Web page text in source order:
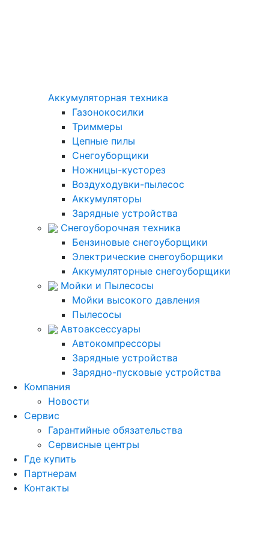
Аккумуляторная техника
Газонокосилки
Триммеры
Цепные пилы
Снегоуборщики
Ножницы-кусторез
Воздуходувки-пылесос
Аккумуляторы
Зарядные устройства
Снегоуборочная техника
Бензиновые снегоуборщики
Электрические снегоуборщики
Аккумуляторные снегоуборщики
Мойки и Пылесосы
Мойки высокого давления
Пылесосы
Автоаксессуары
Автокомпрессоры
Зарядные устройства
Зарядно-пусковые устройства
Компания
Новости
Сервис
Гарантийные обязательства
Сервисные центры
Где купить
Партнерам
Контакты